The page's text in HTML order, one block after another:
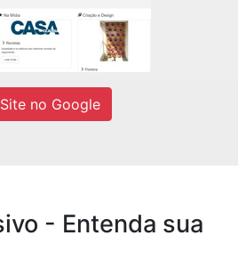
residencial e comercial.
Ver site
no Google
- Entenda sua